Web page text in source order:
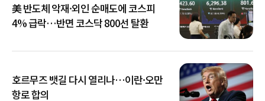
美 반도체 악재·외인 순매도에 코스피
4% 급락…반면 코스닥 800선 탈환
호르무즈 뱃길 다시 열리나…이란·오만
항로 합의